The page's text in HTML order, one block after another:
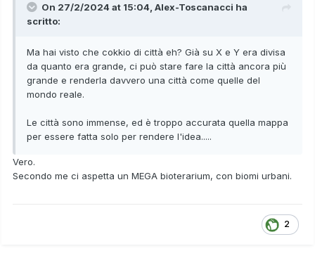
On 27/2/2024 at 15:04, Alex-Toscanacci ha
scritto:
Ma hai visto che cokkio di città eh? Già su X e Y era divisa
da quanto era grande, ci può stare fare la città ancora più
grande e renderla davvero una città come quelle del
mondo reale.
Le città sono immense, ed è troppo accurata quella mappa
per essere fatta solo per rendere l'idea.....
Vero.
Secondo me ci aspetta un MEGA bioterarium, con biomi urbani.
2